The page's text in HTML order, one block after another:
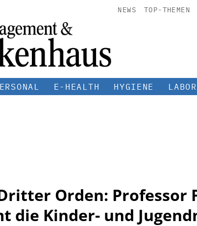
NEWS TOP-THEMEN
E-HEALTH HYGIENE LABOR
Orden: Professor
die Kinder- und